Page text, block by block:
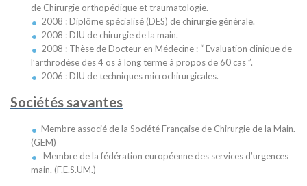
de Chirurgie orthopédique et traumatologie.
2008 : Diplôme spécialisé (DES) de chirurgie générale.
2008 : DIU de chirurgie de la main.
2008 : Thèse de Docteur en Médecine : “ Evaluation clinique de
l’arthrodèse des 4 os à long terme à propos de 60 cas ”.
2006 : DIU de techniques microchirurgicales.
Sociétés savantes
Membre associé de la Société Française de Chirurgie de la Main.
(GEM)
Membre de la fédération européenne des services d’urgences
main. (F.E.S.UM.)